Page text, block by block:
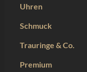
Uhren
Schmuck
Trauringe & Co.
Premium